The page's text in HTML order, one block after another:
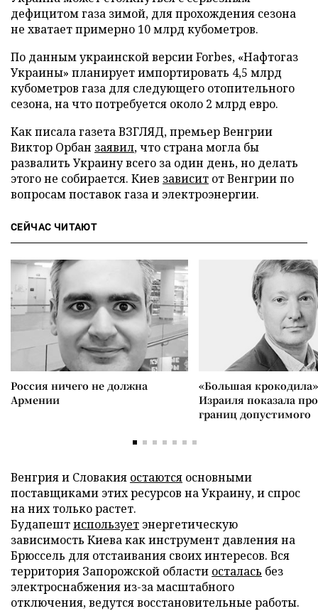
дефицитом газа зимой, для прохождения сезона
не хватает примерно 10 млрд кубометров.
По данным украинской версии Forbes, «Нафтогаз
Украины» планирует импортировать 4,5 млрд
кубометров газа для следующего отопительного
сезона, на что потребуется около 2 млрд евро.
Как писала газета ВЗГЛЯД, премьер Венгрии
Виктор Орбан заявил, что страна могла бы
развалить Украину всего за один день, но делать
этого не собирается. Киев зависит от Венгрии по
вопросам поставок газа и электроэнергии.
СЕЙЧАС ЧИТАЮТ
Россия ничего не должна
Армении
«Большая
Израиля показала
границ допустимого
Венгрия и Словакия остаются основными
поставщиками этих ресурсов на Украину, и спрос
на них только растет.
Будапештиспользует энергетическую
зависимость Киева как инструмент давления на
Брюссель для отстаивания своих интересов. Вся
территория Запорожской области осталась без
электроснабжения из-за масштабного
отключения, ведутся восстановительные работы.